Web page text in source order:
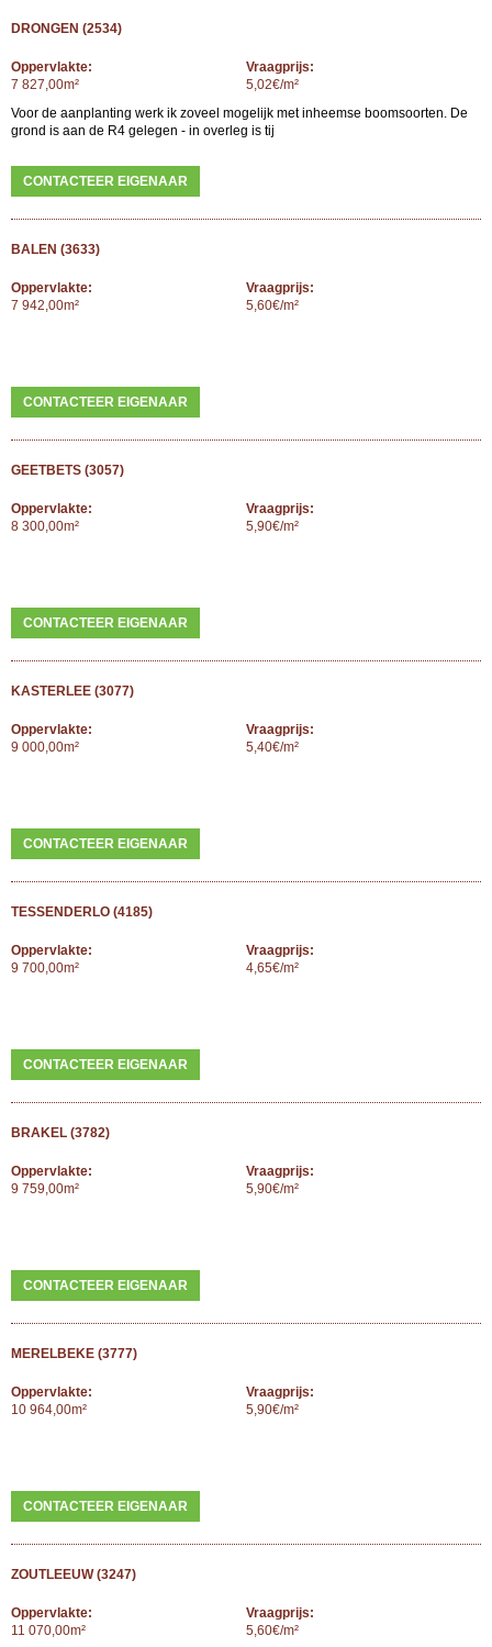
DRONGEN (2534)
Oppervlakte:
7 827,00m²
Vraagprijs:
5,02€/m²
Voor de aanplanting werk ik zoveel mogelijk met inheemse boomsoorten. De
grond is aan de R4 gelegen - in overleg is tij
CONTACTEER EIGENAAR
BALEN (3633)
Oppervlakte:
7 942,00m²
Vraagprijs:
5,60€/m²
CONTACTEER EIGENAAR
GEETBETS (3057)
Oppervlakte:
8 300,00m²
Vraagprijs:
5,90€/m²
CONTACTEER EIGENAAR
KASTERLEE (3077)
Oppervlakte:
9 000,00m²
Vraagprijs:
5,40€/m²
CONTACTEER EIGENAAR
TESSENDERLO (4185)
Oppervlakte:
9 700,00m²
Vraagprijs:
4,65€/m²
CONTACTEER EIGENAAR
BRAKEL (3782)
Oppervlakte:
9 759,00m²
Vraagprijs:
5,90€/m²
CONTACTEER EIGENAAR
MERELBEKE (3777)
Oppervlakte:
10 964,00m²
Vraagprijs:
5,90€/m²
CONTACTEER EIGENAAR
ZOUTLEEUW (3247)
Oppervlakte:
11 070,00m²
Vraagprijs:
5,60€/m²